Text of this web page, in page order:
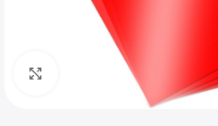
Click to enlarge